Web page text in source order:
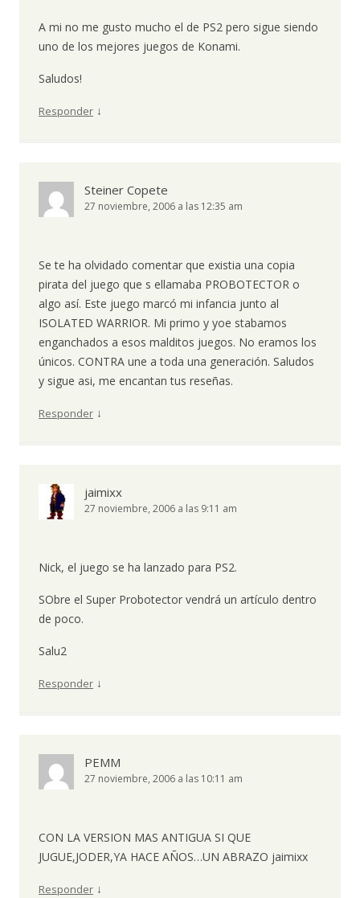
A mi no me gusto mucho el de PS2 pero sigue siendo
uno de los mejores juegos de Konami.
Saludos!
Responder ↓
Steiner Copete
27 noviembre, 2006 a las 12:35 am
Se te ha olvidado comentar que existia una copia
pirata del juego que s ellamaba PROBOTECTOR o
algo así. Este juego marcó mi infancia junto al
ISOLATED WARRIOR. Mi primo y yoe stabamos
enganchados a esos malditos juegos. No eramos los
únicos. CONTRA une a toda una generación. Saludos
y sigue asi, me encantan tus reseñas.
Responder ↓
jaimixx
27 noviembre, 2006 a las 9:11 am
Nick, el juego se ha lanzado para PS2.
SObre el Super Probotector vendrá un artículo dentro
de poco.
Salu2
Responder ↓
PEMM
27 noviembre, 2006 a las 10:11 am
CON LA VERSION MAS ANTIGUA SI QUE
JUGUE,JODER,YA HACE AÑOS…UN ABRAZO jaimixx
Responder ↓